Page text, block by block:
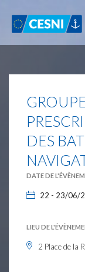
DES
DATE DE
22 - 23/06/
LIEU DE
2 Place de la